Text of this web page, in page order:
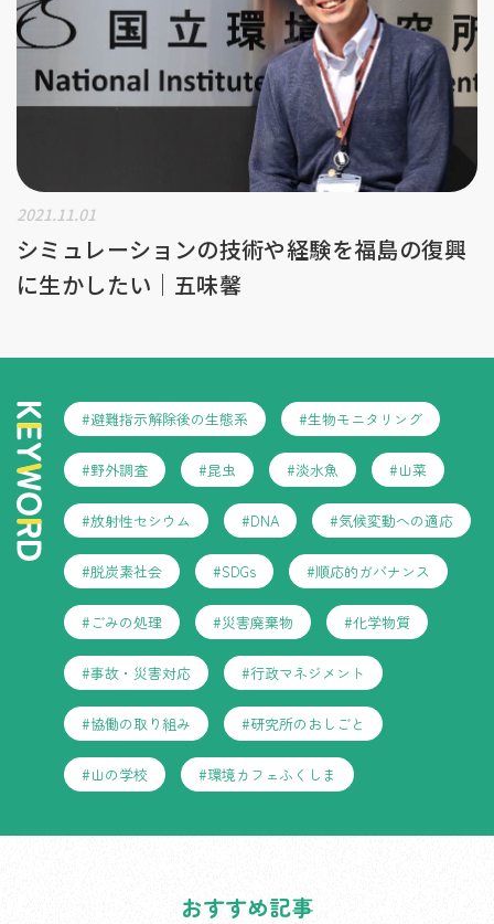
シミュレーションの技術や経験を福島の復興
に生かしたい｜五味馨
2021.11.01
#避難指示解除後の生態系 #生物モニタリング
#野外調査 #昆虫 #淡水魚 #山菜
#放射性セシウム #DNA #気候変動への適応
#脱炭素社会 #SDGs #順応的ガバナンス
#ごみの処理 #災害廃棄物 #化学物質
#事故・災害対応 #行政マネジメント
#協働の取り組み #研究所のおしごと
#山の学校 #環境カフェふくしま
おすすめ記事